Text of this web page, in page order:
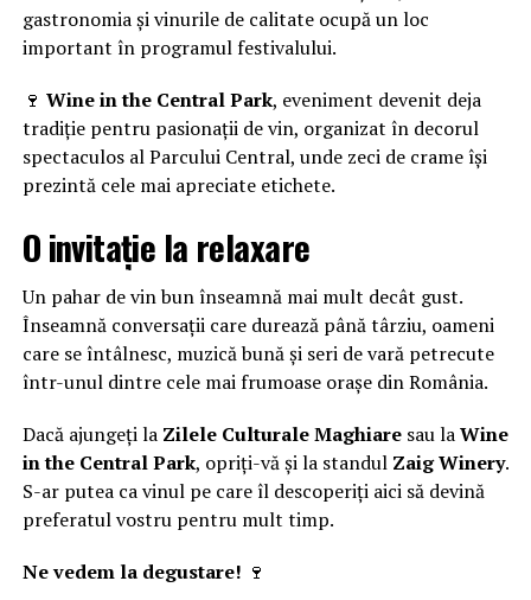
gastronomia și vinurile de calitate ocupă un loc
important în programul festivalului.
🍷 Wine in the Central Park, eveniment devenit deja
tradiție pentru pasionații de vin, organizat în decorul
spectaculos al Parcului Central, unde zeci de crame își
prezintă cele mai apreciate etichete.
O invitație la relaxare
Un pahar de vin bun înseamnă mai mult decât gust.
Înseamnă conversații care durează până târziu, oameni
care se întâlnesc, muzică bună și seri de vară petrecute
într-unul dintre cele mai frumoase orașe din România.
Dacă ajungeți la Zilele Culturale Maghiaresau laWine
in the Central Park, opriți-vă și la standul Zaig Winery.
S-ar putea ca vinul pe care îl descoperiți aici să devină
preferatul vostru pentru mult timp.
Ne vedem la degustare! 🍷